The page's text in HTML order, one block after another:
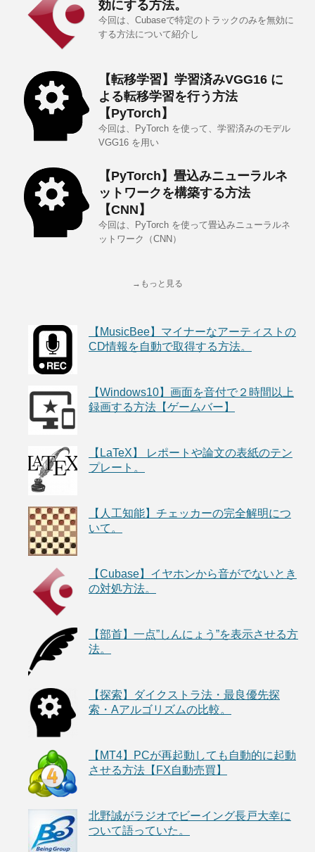
効にする方法。
今回は、Cubaseで特定のトラックのみを無効に
する方法について紹介し
【転移学習】学習済みVGG16 に
よる転移学習を行う方法
【PyTorch】
今回は、PyTorch を使って、学習済みのモデル
VGG16 を用い
【PyTorch】畳込みニューラルネ
ットワークを構築する方法
【CNN】
今回は、PyTorch を使って畳込みニューラルネ
ットワーク（CNN）
→もっと見る
【MusicBee】マイナーなアーティストの
CD情報を自動で取得する方法。
【Windows10】画面を音付で２時間以上
録画する方法【ゲームバー】
【LaTeX】 レポートや論文の表紙のテン
プレート。
【人工知能】チェッカーの完全解明につ
いて。
【Cubase】イヤホンから音がでないとき
の対処方法。
【部首】一点”しんにょう”を表示させる方
法。
【探索】ダイクストラ法・最良優先探
索・Aアルゴリズムの比較。
【MT4】PCが再起動しても自動的に起動
させる方法【FX自動売買】
北野誠がラジオでビーイング長戸大幸に
ついて語っていた。